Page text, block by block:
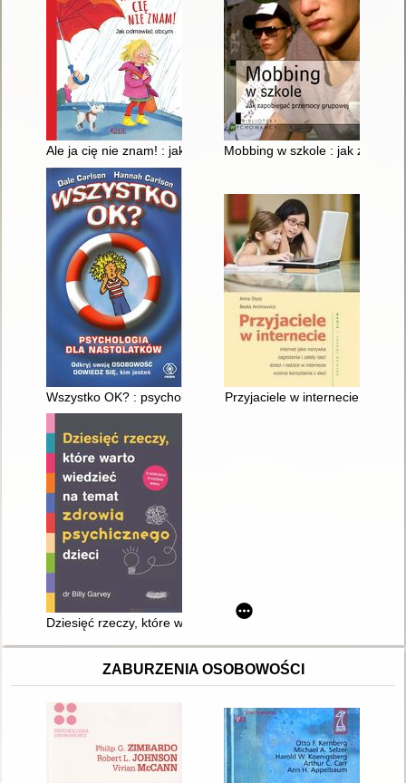
Ale ja cię nie znam! : jak odmawiać obcymMobbing w szkole : jak
Wszystko OK? : psychologia dla nastolatków
Przyjaciele w internecie
Dziesięć rzeczy, które warto wiedzieć na temat zdrowia
ZABURZENIA OSOBOWOŚCI